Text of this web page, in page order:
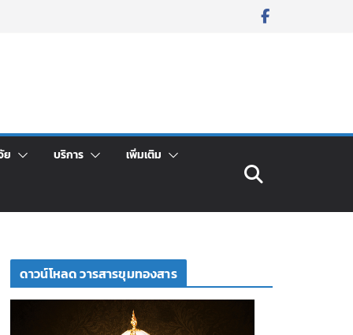
ย บริการ เพิ่มเติม
ดาวน์โหลด วารสารขุมทองสาร